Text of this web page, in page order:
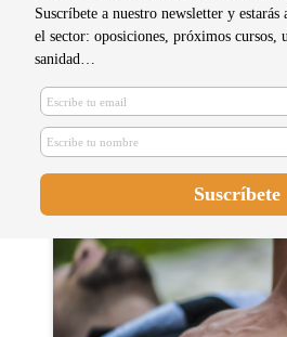
San Rafael
humanización de
Suscríbete a nuestro newsletter y
el sector: oposiciones, próximos cursos,
sanidad…